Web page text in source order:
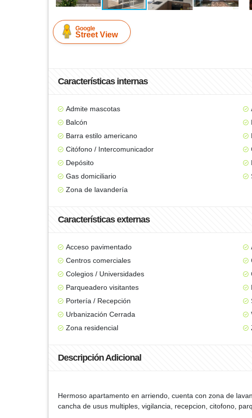
Google
Street View
Características internas
Admite mascotas
Balcón
Barra estilo americano
Citófono / Intercomunicador
Depósito
Gas domiciliario
Zona de lavandería
Características externas
Acceso pavimentado
Centros comerciales
Colegios / Universidades
Parqueadero visitantes
Portería / Recepción
Urbanización Cerrada
Zona residencial
Descripción Adicional
Hermoso apartamento en arriendo, cuenta con zona de
cancha de usus multiples, vigilancia, recepcion, citofono,